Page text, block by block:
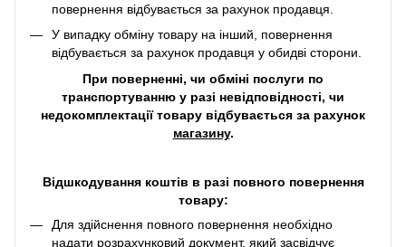
повернення відбувається за рахунок продавця.
У випадку обміну товару на інший, повернення
відбувається за рахунок продавця у обидві сторони.
При поверненні, чи обміні послуги по
транспортуванню у разі невідповідності, чи
недокомплектації товару відбувається за рахунок
магазину.
Відшкодування коштів в разі повного повернення
товару:
Для здійснення повного повернення необхідно
надати розрахунковий документ, який засвідчує